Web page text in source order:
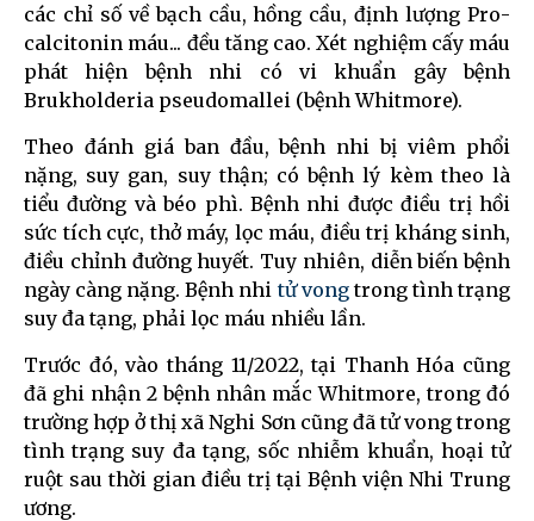
các chỉ số về bạch cầu, hồng cầu, định lượng Pro-
calcitonin máu... đều tăng cao. Xét nghiệm cấy máu
phát hiện bệnh nhi có vi khuẩn gây bệnh
Brukholderia pseudomallei (bệnh Whitmore).
Theo đánh giá ban đầu, bệnh nhi bị viêm phổi
nặng, suy gan, suy thận; có bệnh lý kèm theo là
tiểu đường và béo phì. Bệnh nhi được điều trị hồi
sức tích cực, thở máy, lọc máu, điều trị kháng sinh,
điều chỉnh đường huyết. Tuy nhiên, diễn biến bệnh
ngày càng nặng. Bệnh nhitử vongtrong tình trạng
suy đa tạng, phải lọc máu nhiều lần.
Trước đó, vào tháng 11/2022, tại Thanh Hóa cũng
đã ghi nhận 2 bệnh nhân mắc Whitmore, trong đó
trường hợp ở thị xã Nghi Sơn cũng đã tử vong trong
tình trạng suy đa tạng, sốc nhiễm khuẩn, hoại tử
ruột sau thời gian điều trị tại Bệnh viện Nhi Trung
ương.